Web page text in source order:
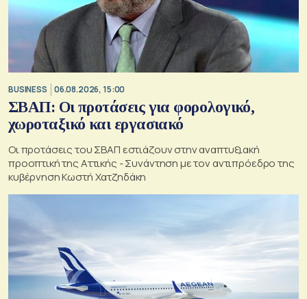
BUSINESS 06.08.2026, 15:00
ΣΒΑΠ: Οι προτάσεις για φορολογικό,
χωροταξικό και εργασιακό
Οι προτάσεις του ΣΒΑΠ εστιάζουν στην αναπτυξιακή
προοπτική της Αττικής - Συνάντηση με τον αντιπρόεδρο της
κυβέρνηση Κωστή Χατζηδάκη